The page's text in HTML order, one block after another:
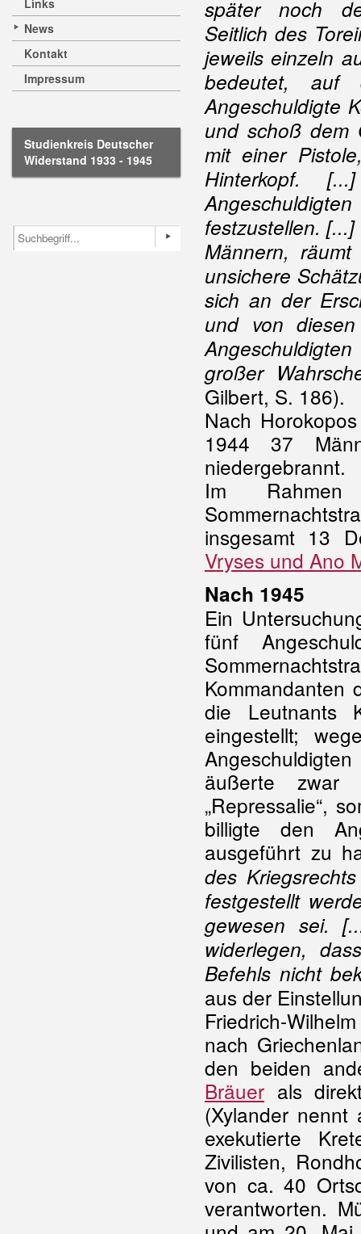
Links
News
Kontakt
Impressum
Studienkreis Deutscher
Widerstand 1933 - 1945
später noch
Seitlich des
jeweils einzeln
bedeutet,
Angeschuldigte
und schoß dem
mit einer
Hinterkopf.
festzustellen.
Männern,
unsichere
sich an der
und von
großer
Gilbert, S. 186).
Nach
1944 37
niedergebrannt.
Im Rahmen
insgesamt 13
Vryses und Ano
Nach 1945
Ein
fünf
Kommandanten
die Leutnants
eingestellt;
äußerte zwar
„Repressalie“,
billigte den
ausgeführt zu
des
festgestellt
gewesen sei.
widerlegen,
Befehls nicht
aus der
Friedrich-
nach
den beiden
Bräuer als
(Xylander nennt
exekutierte
Zivilisten,
von ca. 40
verantworten.